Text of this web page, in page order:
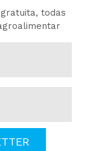
todas